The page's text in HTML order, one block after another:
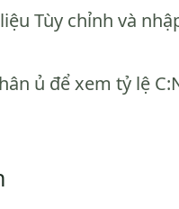
Tùy chỉnh và
ủ để xem tỷ lệ